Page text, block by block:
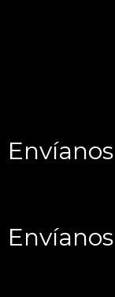
Envíanos
Envíanos